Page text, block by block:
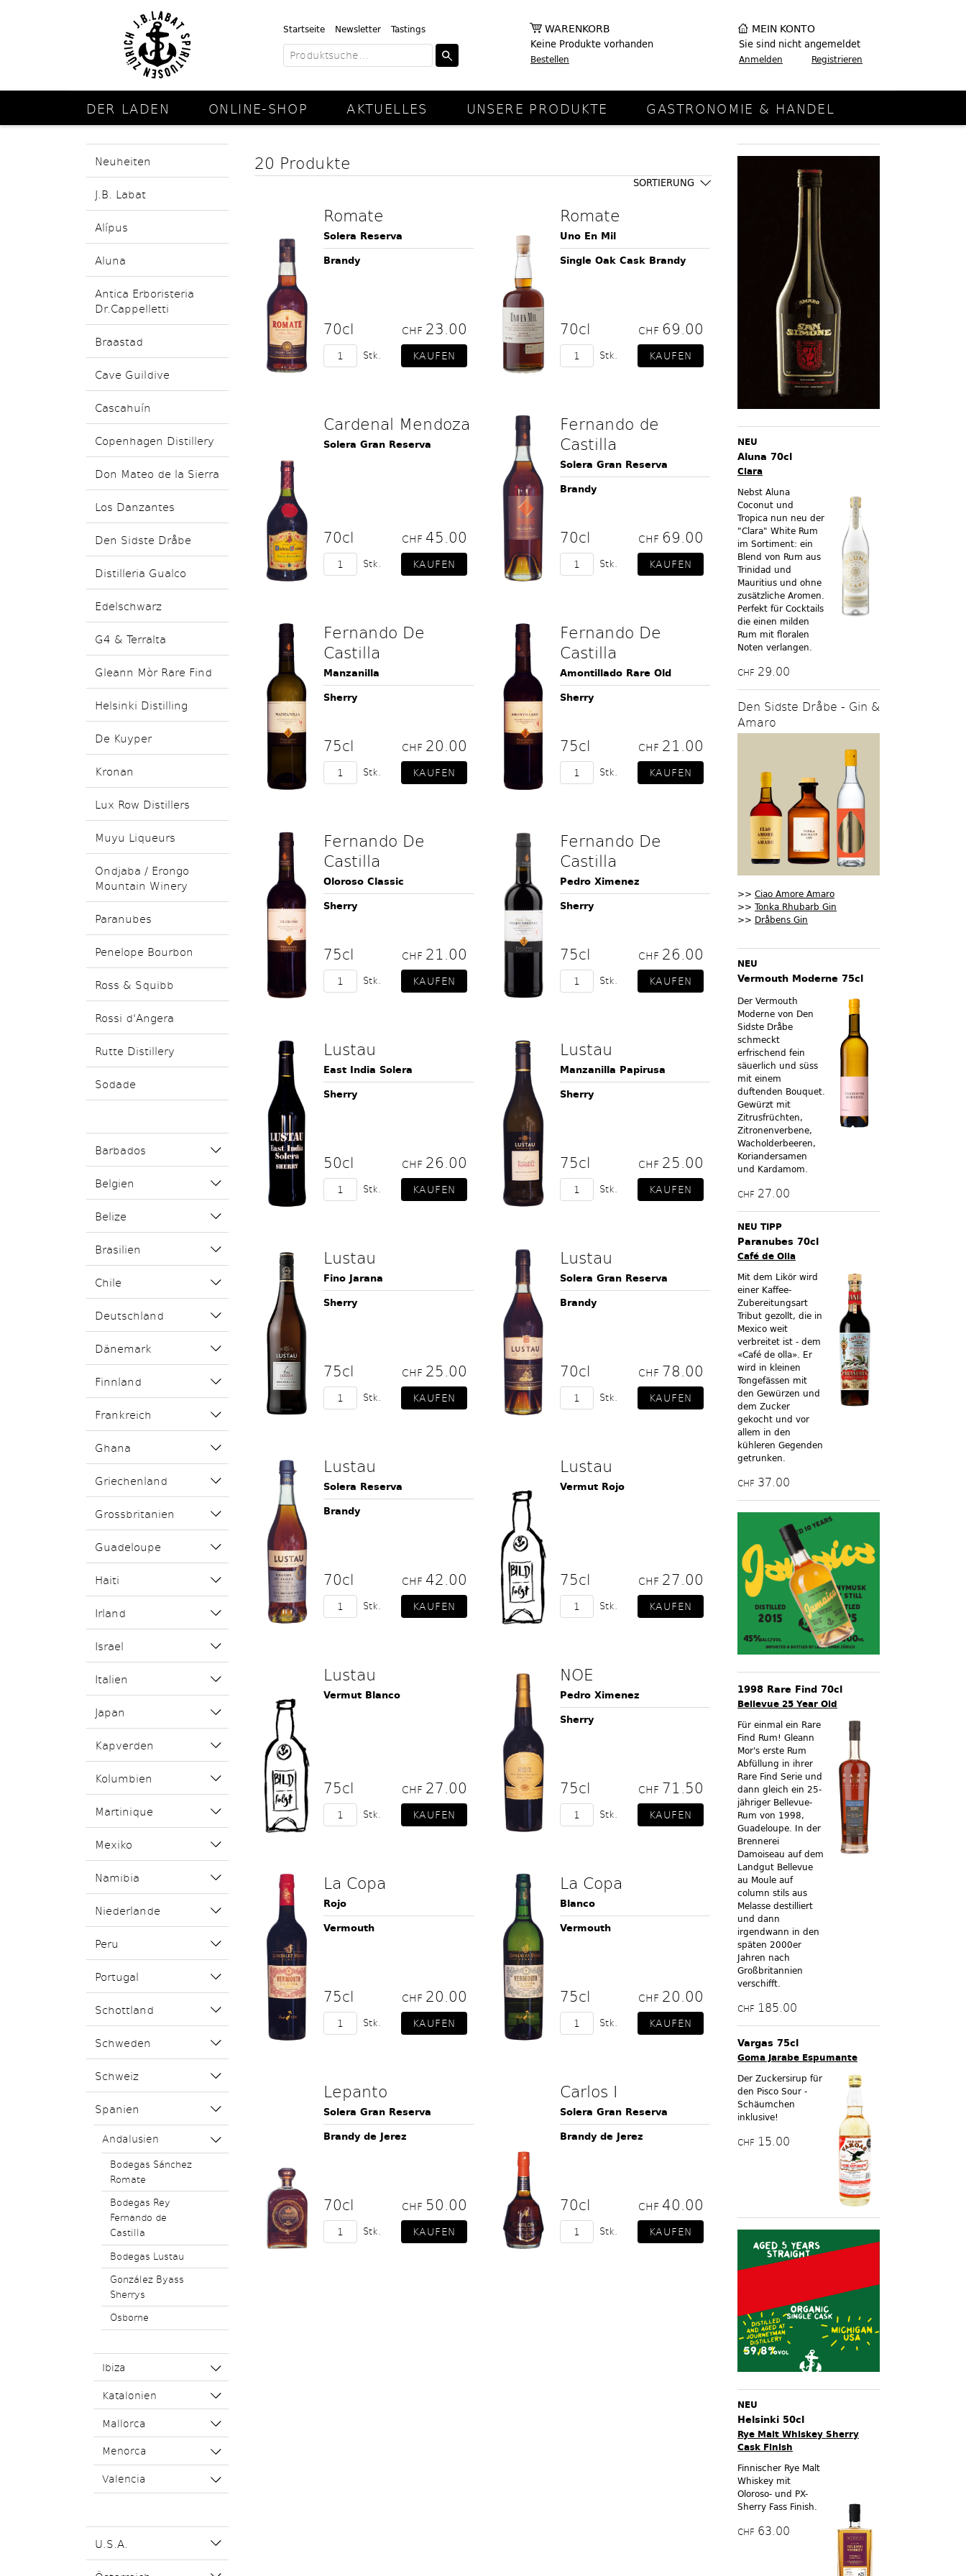
Startseite Newsletter Tastings WARENKORB
Keine Produkte vorhanden
Bestellen
MEIN KONTO
Sie sind nicht angemeldet
Anmelden Registrieren
DER LADEN ONLINE-SHOP AKTUELLES UNSERE PRODUKTE GASTRONOMIE & HANDEL
Neuheiten
J.B. Labat
Alípus
Aluna
Antica Erboristeria
Dr.Cappelletti
Braastad
Cave Guildive
Cascahuín
Copenhagen Distillery
Don Mateo de la Sierra
Los Danzantes
Den Sidste Dråbe
Distilleria Gualco
Edelschwarz
G4 & Terralta
Gleann Mòr Rare Find
Helsinki Distilling
De Kuyper
Kronan
Lux Row Distillers
Muyu Liqueurs
Ondjaba / Erongo
Mountain Winery
Paranubes
Penelope Bourbon
Ross & Squibb
Rossi d'Angera
Rutte Distillery
Sodade
Barbados
Belgien
Belize
Brasilien
Chile
Deutschland
Dänemark
Finnland
Frankreich
Ghana
Griechenland
Grossbritanien
Guadeloupe
Haiti
Irland
Israel
Italien
Japan
Kapverden
Kolumbien
Martinique
Mexiko
Namibia
Niederlande
Peru
Portugal
Schottland
Schweden
Schweiz
Spanien
Andalusien
Bodegas Sánchez
Romate
Bodegas Rey
Fernando de
Castilla
Bodegas Lustau
González Byass
Sherrys
Osborne
Ibiza
Katalonien
Mallorca
Menorca
Valencia
U.S.A.
20 Produkte
SORTIERUNG
Romate
Solera Reserva
Brandy
70cl CHF 23.00
Stk.
Romate
Uno En Mil
Single Oak Cask Brandy
70cl CHF 69.00
Stk.
Cardenal Mendoza
Solera Gran Reserva
70cl CHF 45.00
Stk.
Fernando de
Castilla
Solera Gran Reserva
Brandy
70cl CHF 69.00
Stk.
Fernando De
Castilla
Manzanilla
Sherry
75cl CHF 20.00
Stk.
Fernando De
Castilla
Amontillado Rare Old
Sherry
75cl CHF 21.00
Stk.
Fernando De
Castilla
Oloroso Classic
Sherry
75cl CHF 21.00
Stk.
Fernando De
Castilla
Pedro Ximenez
Sherry
75cl CHF 26.00
Stk.
Lustau
East India Solera
Sherry
50cl CHF 26.00
Stk.
Lustau
Manzanilla Papirusa
Sherry
75cl CHF 25.00
Stk.
Lustau
Fino Jarana
Sherry
75cl CHF 25.00
Stk.
Lustau
Solera Gran Reserva
Brandy
70cl CHF 78.00
Stk.
Lustau
Solera Reserva
Brandy
70cl CHF 42.00
Stk.
Lustau
Vermut Rojo
75cl CHF 27.00
Stk.
Lustau
Vermut Blanco
75cl CHF 27.00
Stk.
NOE
Pedro Ximenez
Sherry
75cl CHF 71.50
Stk.
La Copa
Rojo
Vermouth
75cl CHF 20.00
Stk.
La Copa
Blanco
Vermouth
75cl CHF 20.00
Stk.
Lepanto
Solera Gran Reserva
Brandy de Jerez
70cl CHF 50.00
Stk.
Carlos I
Solera Gran Reserva
Brandy de Jerez
70cl CHF 40.00
Stk.
NEU
Aluna 70cl
Clara
Nebst Aluna
Coconut und
Tropica nun neu der
"Clara" White Rum
im Sortiment: ein
Blend von Rum aus
Trinidad und
Mauritius und ohne
zusätzliche Aromen.
Perfekt für Cocktails
die einen milden
Rum mit floralen
Noten verlangen.
CHF 29.00
Den Sidste Dråbe - Gin &
Amaro
>> Ciao Amore Amaro
>> Tonka Rhubarb Gin
>> Dråbens Gin
NEU
Vermouth Moderne 75cl
Der Vermouth
Moderne von Den
Sidste Dråbe
schmeckt
erfrischend fein
säuerlich und süss
mit einem
duftenden Bouquet.
Gewürzt mit
Zitrusfrüchten,
Zitronenverbene,
Wacholderbeeren,
Koriandersamen
und Kardamom.
CHF 27.00
NEU TIPP
Paranubes 70cl
Café de Olla
Mit dem Likör wird
einer Kaffee-
Zubereitungsart
Tribut gezollt, die in
Mexico weit
verbreitet ist - dem
«Café de olla». Er
wird in kleinen
Tongefässen mit
den Gewürzen und
dem Zucker
gekocht und vor
allem in den
kühleren Gegenden
getrunken.
CHF 37.00
1998 Rare Find 70cl
Bellevue 25 Year Old
Für einmal ein Rare
Find Rum! Gleann
Mor's erste Rum
Abfüllung in ihrer
Rare Find Serie und
dann gleich ein 25-
jähriger Bellevue-
Rum von 1998,
Guadeloupe. In der
Brennerei
Damoiseau auf dem
Landgut Bellevue
au Moule auf
column stils aus
Melasse destilliert
und dann
irgendwann in den
späten 2000er
Jahren nach
Großbritannien
verschifft.
CHF 185.00
Vargas 75cl
Goma Jarabe Espumante
Der Zuckersirup für
den Pisco Sour -
Schäumchen
inklusive!
CHF 15.00
NEU
Helsinki 50cl
Rye Malt Whiskey Sherry
Cask Finish
Finnischer Rye Malt
Whiskey mit
Oloroso- und PX-
Sherry Fass Finish.
CHF 63.00